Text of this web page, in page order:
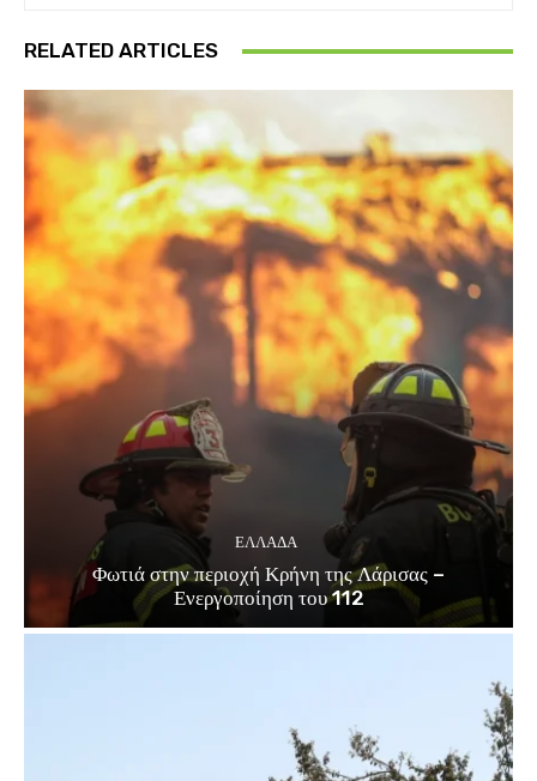
RELATED ARTICLES
ΕΛΛΑΔΑ
Φωτιά στην περιοχή Κρήνη της Λάρισας –
Ενεργοποίηση του 112